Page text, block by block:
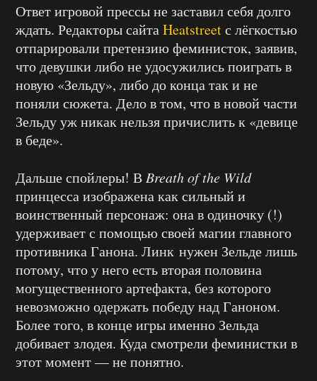
Ответ игровой прессы не заставил себя долго
ждать. Редакторы сайтаHeatstreetс лёгкостью
отпарировали претензию феминисток, заявив,
что девушки либо не удосужились поиграть в
новую «Зельду», либо до конца так и не
поняли сюжета. Дело в том, что в новой части
Зельду уж никак нельзя причислить к «девице
в беде».
Дальше спойлеры! В Breathofthe Wild
принцесса изображена как сильный и
воинственный персонаж: она в одиночку (!)
удерживает с помощью своей магии главного
противника Ганона. Линк нужен Зельде лишь
потому, что у него есть вторая половина
могущественного артефакта, без которого
невозможно одержать победу над Ганоном.
Более того, в конце игры именно Зельда
добивает злодея. Куда смотрели феминистки в
этот момент — не понятно.